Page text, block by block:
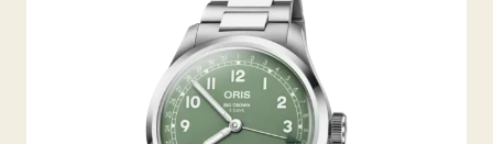
BIG CROWN